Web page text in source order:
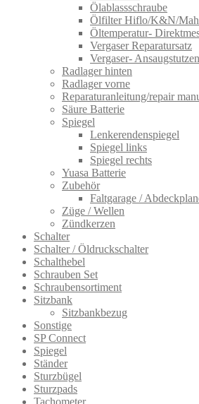
Ölablassschraube
Ölfilter Hiflo/K&N/
Öltemperatur-
Vergaser Reparatursatz
Vergaser- Ansaugstutzen
Radlager hinten
Radlager vorne
Reparaturanleitung/repair
Säure Batterie
Spiegel
Lenkerendenspiegel
Spiegel links
Spiegel rechts
Yuasa Batterie
Zubehör
Faltgarage /
Züge / Wellen
Zündkerzen
Schalter
Schalter / Öldruckschalter
Schalthebel
Schrauben Set
Schraubensortiment
Sitzbank
Sitzbankbezug
Sonstige
SP Connect
Spiegel
Ständer
Sturzbügel
Sturzpads